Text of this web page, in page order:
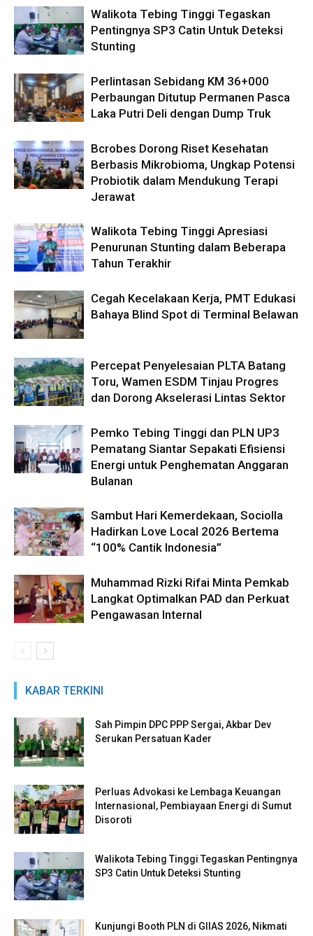
Walikota Tebing Tinggi Tegaskan
Pentingnya SP3 Catin Untuk Deteksi
Stunting
Perlintasan Sebidang KM 36+000
Perbaungan Ditutup Permanen Pasca
Laka Putri Deli dengan Dump Truk
Bcrobes Dorong Riset Kesehatan
Berbasis Mikrobioma, Ungkap Potensi
Probiotik dalam Mendukung Terapi
Jerawat
Walikota Tebing Tinggi Apresiasi
Penurunan Stunting dalam Beberapa
Tahun Terakhir
Cegah Kecelakaan Kerja, PMT Edukasi
Bahaya Blind Spot di Terminal Belawan
Percepat Penyelesaian PLTA Batang
Toru, Wamen ESDM Tinjau Progres
dan Dorong Akselerasi Lintas Sektor
Pemko Tebing Tinggi dan PLN UP3
Pematang Siantar Sepakati Efisiensi
Energi untuk Penghematan Anggaran
Bulanan
Sambut Hari Kemerdekaan, Sociolla
Hadirkan Love Local 2026 Bertema
“100% Cantik Indonesia”
Muhammad Rizki Rifai Minta Pemkab
Langkat Optimalkan PAD dan Perkuat
Pengawasan Internal
KABAR TERKINI
Sah Pimpin DPC PPP Sergai, Akbar Dev
Serukan Persatuan Kader
Perluas Advokasi ke Lembaga Keuangan
Internasional, Pembiayaan Energi di Sumut
Disoroti
Walikota Tebing Tinggi Tegaskan Pentingnya
SP3 Catin Untuk Deteksi Stunting
Kunjungi Booth PLN di GIIAS 2026, Nikmati